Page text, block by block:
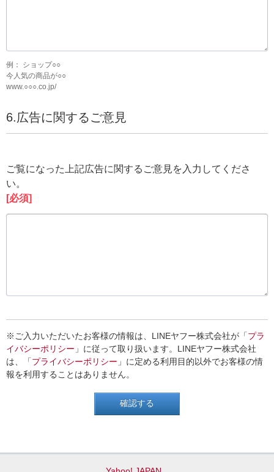
例： ショップ○○
今人気の商品が○○
www.○○○.co.jp/
6.広告に関するご意見
ご覧になった上記広告に関するご意見を入力してくださ
い。
[必須]
※ご入力いただいたお客様の情報は、LINEヤフー株式会社が「 プラ
イバシーポリシー 」に従って取り扱います。LINEヤフー株式会社
は、「 プライバシーポリシー 」に定める利用目的以外でお客様の情
報を利用することはありません。